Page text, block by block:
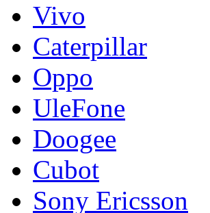
Vivo
Caterpillar
Oppo
UleFone
Doogee
Cubot
Sony Ericsson